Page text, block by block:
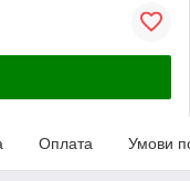
Оплата Умови